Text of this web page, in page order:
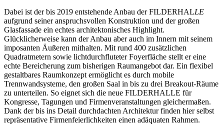
Dabei ist der bis 2019 entstehende Anbau der FILDERHALLE
aufgrund seiner anspruchsvollen Konstruktion und der großen
Glasfassade ein echtes architektonisches Highlight.
Glücklicherweise kann der Anbau aber auch im Innern mit seinem
imposanten Äußeren mithalten. Mit rund 400 zusätzlichen
Quadratmetern sowie lichtdurchfluteter Foyerfläche stellt er eine
echte Bereicherung zum bisherigen Raumangebot dar. Ein flexibel
gestaltbares Raumkonzept ermöglicht es durch mobile
Trennwandsysteme, den großen Saal in bis zu drei Breakout-Räume
zu unterteilen. So eignet sich die neue FILDERHALLE für
Kongresse, Tagungen und Firmenveranstaltungen gleichermaßen.
Dank der bis ins Detail durchdachten Architektur finden hier selbst
repräsentative Firmenfeierlichkeiten einen adäquaten Rahmen.